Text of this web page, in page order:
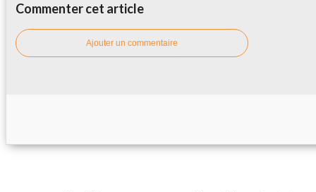
Commenter cet article
Ajouter un commentaire